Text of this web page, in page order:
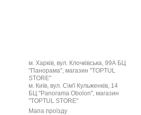
м. Харків, вул. Клочківська, 99А БЦ
"Панорама", магазин "TOPTUL
STORE"
м. Київ, вул. Сім'ї Кульженків, 14
БЦ "Panorama Obolon", магазин
"TOPTUL STORE"
Мапа проїзду